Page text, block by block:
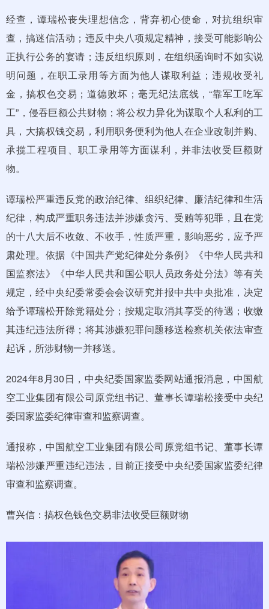
经查，谭瑞松丧失理想信念，背弃初心使命，对抗组织审
查，搞迷信活动；违反中央八项规定精神，接受可能影响公
正执行公务的宴请；违反组织原则，在组织函询时不如实说
明问题，在职工录用等方面为他人谋取利益；违规收受礼
金，搞权色交易；道德败坏；毫无纪法底线，“靠军工吃军
工”，侵吞巨额公共财物；将公权力异化为谋取个人私利的工
具，大搞权钱交易，利用职务便利为他人在企业改制并购、
承揽工程项目、职工录用等方面谋利，并非法收受巨额财
物。
谭瑞松严重违反党的政治纪律、组织纪律、廉洁纪律和生活
纪律，构成严重职务违法并涉嫌贪污、受贿等犯罪，且在党
的十八大后不收敛、不收手，性质严重，影响恶劣，应予严
肃处理。依据《中国共产党纪律处分条例》《中华人民共和
国监察法》《中华人民共和国公职人员政务处分法》等有关
规定，经中央纪委常委会会议研究并报中共中央批准，决定
给予谭瑞松开除党籍处分；按规定取消其享受的待遇；收缴
其违纪违法所得；将其涉嫌犯罪问题移送检察机关依法审查
起诉，所涉财物一并移送。
2024年8月30日，中央纪委国家监委网站通报消息，中国航
空工业集团有限公司原党组书记、董事长谭瑞松接受中央纪
委国家监委纪律审查和监察调查。
通报称，中国航空工业集团有限公司原党组书记、董事长谭
瑞松涉嫌严重违纪违法，目前正接受中央纪委国家监委纪律
审查和监察调查。
曹兴信：搞权色钱色交易非法收受巨额财物